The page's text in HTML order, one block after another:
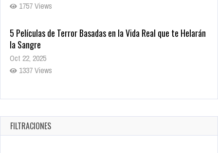
1337 Views
Revive el terror: El conjuro 4: Últimos ritos ya está disponible
en tiendas digitales
Oct 20, 2025
1379 Views
Warner Bros. lleva a las tiendas digitales su racha de
Oct 17, 2025
1435 Views
FILTRACIONES